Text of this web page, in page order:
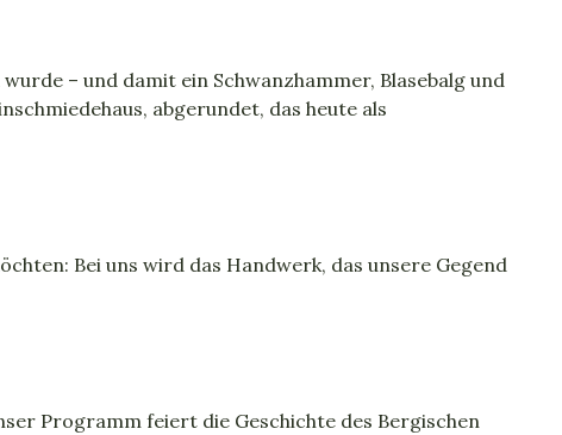
– und damit ein Schwanzhammer, Blasebalg und
abgerundet, das heute als
Bei uns wird das Handwerk, das unsere Gegend
Programm feiert die Geschichte des Bergischen